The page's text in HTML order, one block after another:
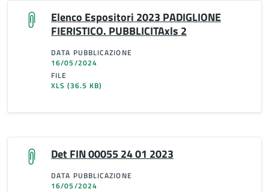
Elenco Espositori 2023 PADIGLIONE
FIERISTICO. PUBBLICITAxls 2
DATA PUBBLICAZIONE
16/05/2024
FILE
XLS(36.5 KB)
Det FIN 00055 24 01 2023
DATA PUBBLICAZIONE
16/05/2024